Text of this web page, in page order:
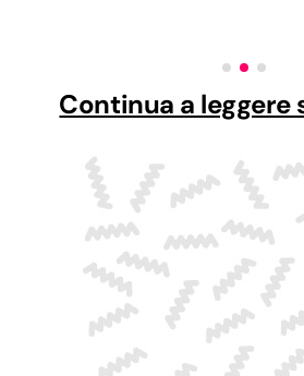
Continua a leggere